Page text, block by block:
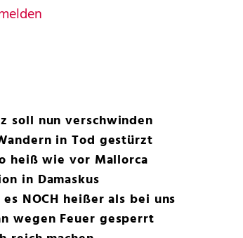
soll nun verschwinden
in Tod gestürzt
heiß wie vor Mallorca
in Damaskus
NOCH heißer als bei uns
wegen Feuer gesperrt